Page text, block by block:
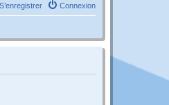
Connexion
S’enregistrer